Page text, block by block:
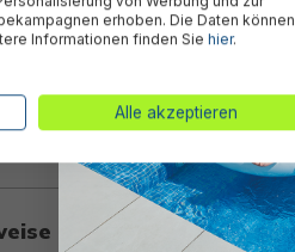
erhoben. Die Daten können
Informationen finden Sie hier.
Alle akzeptieren